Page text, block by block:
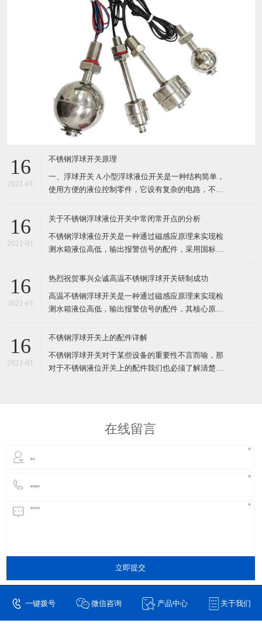
16
2021-01
不锈钢浮球开关原理
一、浮球开关 A.小型浮球液位开关是一种结构简单，
使用方便的液位控制零件，它设有复杂的电路，不会
力、温度皆可使用。 B.液体比重不同时，浮球的动作
中部分将相对增多。 C.浮球开关产品
16
2021-01
关于不锈钢浮球液位开关中常闭常开点的分析
不锈钢浮球液位开关是一种通过磁感应原理来实现检
测水箱液位高低，输出报警信号的配件，采用国标
本、俄罗斯进口，结构电路简单，使用方便，其多用
一般分为两个信号输出点：常开和常闭。常开指的是
干簧管触
16
2021-01
热烈祝贺事兴众诚高温不锈钢浮球开关研制成功
高温不锈钢浮球开关是一种通过磁感应原理来实现检
测水箱液位高低，输出报警信号的配件，其核心原件
单，使用方便。其最主要的特点就是能够使用于180
提到过正在进行高温浮球液位开关的研制。今天事兴
众诚电子终于研制
16
2021-01
不锈钢浮球开关上的配件详解
不锈钢浮球开关对于某些设备的重要性不言而喻，那
对于不锈钢液位开关上的配件我们也必须了解清楚。
一，它属于玻璃管原件在线留言
立即提交
一键拨号 微信咨询 产品中心 关于我们